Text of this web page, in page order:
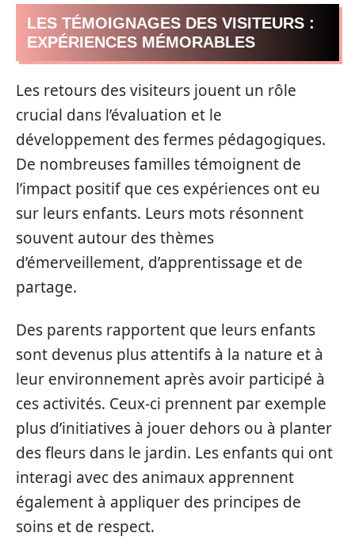
LES TÉMOIGNAGES DES VISITEURS :
EXPÉRIENCES MÉMORABLES
Les retours des visiteurs jouent un rôle
crucial dans l’évaluation et le
développement des fermes pédagogiques.
De nombreuses familles témoignent de
l’impact positif que ces expériences ont eu
sur leurs enfants. Leurs mots résonnent
souvent autour des thèmes
d’émerveillement, d’apprentissage et de
partage.
Des parents rapportent que leurs enfants
sont devenus plus attentifs à la nature et à
leur environnement après avoir participé à
ces activités. Ceux-ci prennent par exemple
plus d’initiatives à jouer dehors ou à planter
des fleurs dans le jardin. Les enfants qui ont
interagi avec des animaux apprennent
également à appliquer des principes de
soins et de respect.